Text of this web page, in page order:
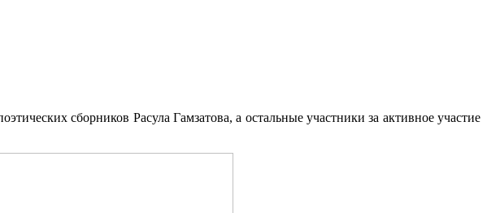
сборников Расула Гамзатова, а остальные участники за активное участие